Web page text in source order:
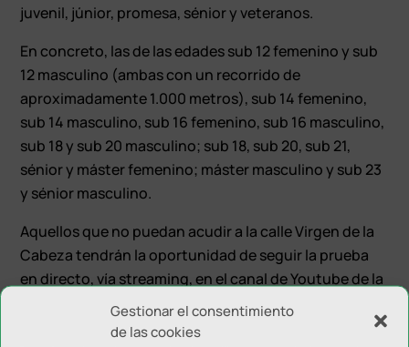
Gestionar el consentimiento
de las cookies
juvenil, júnior, promesa, sénior y veteranos.
En concreto, las de las edades sub 12 femenino y sub
12 masculino (ambas con un recorrido de
aproximadamente 1.000 metros), sub 14 femenino,
sub 14 masculino, sub 16 femenino, sub 16 masculino,
sub 18 y sub 20 masculino; sub 18, sub 20, sub 21,
sénior y máster femenino; máster masculino y sub 23
y sénior masculino.
Aquellos que no puedan acudir a la calle Virgen de la
Cabeza tendrán la oportunidad de seguir la prueba
en directo, vía streaming, en el canal de Youtube de la
plataforma Jaén, Ciudad del Atletismo.